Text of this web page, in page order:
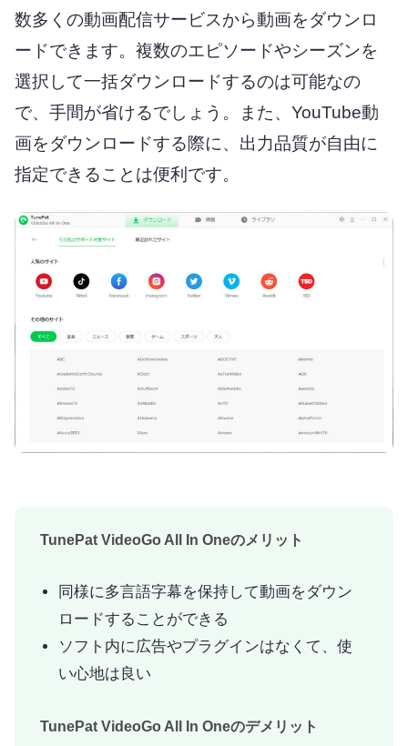
数多くの動画配信サービスから動画をダウンロ
ードできます。複数のエピソードやシーズンを
選択して一括ダウンロードするのは可能なの
で、手間が省けるでしょう。また、YouTube動
画をダウンロードする際に、出力品質が自由に
指定できることは便利です。
TunePat VideoGo All In Oneのメリット
同様に多言語字幕を保持して動画をダウン
ロードすることができる
ソフト内に広告やプラグインはなくて、使
い心地は良い
TunePat VideoGo All In Oneのデメリット